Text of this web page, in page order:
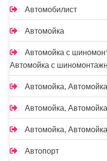
Автомобилист
Автомойка
Автомойка с
Автомойка с
Автомойка, Автомойка
Автомойка, Автомойка
Автомойка, Автомойка
Автопорт